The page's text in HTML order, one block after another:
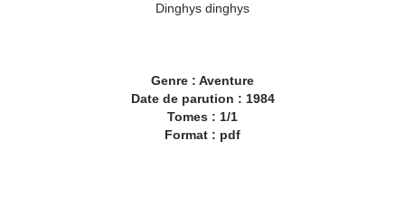
Dinghys dinghys
Genre : Aventure
Date de parution : 1984
Tomes : 1/1
Format : pdf